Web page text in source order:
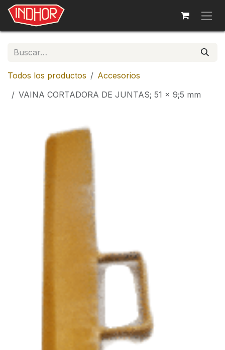
Ir al contenido
Todos los productos
Accesorios
VAINA CORTADORA DE JUNTAS; 51 x 9;5 mm